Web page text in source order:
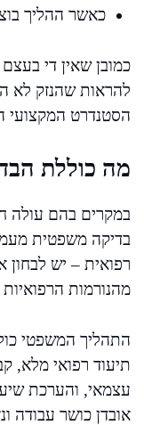
כאשר ההליך
כמובן שאין די
להראות שהנזק לא
הסטנדרט המקצועי
מה כוללת
במקרים בהם עולה
בדיקה משפטית
רפואית – יש לבחון
מהנורמות
התהליך המשפטי
תיעוד רפואי מלא,
עצמאי, והערכת
אובדן כושר עבודה